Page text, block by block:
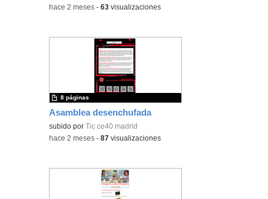
-hace 2 meses -63 visualizaciones
Asamblea desenchufada
subido por Tic ce40 madrid
8 páginas
-hace 2 meses -87 visualizaciones